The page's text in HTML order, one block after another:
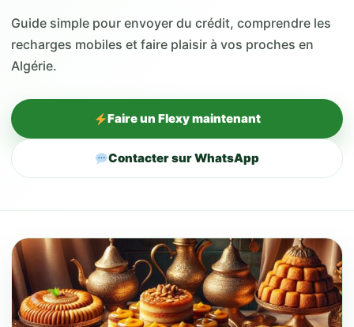
Guide simple pour envoyer du crédit, comprendre les
recharges mobiles et faire plaisir à vos proches en
Algérie.
Faire un Flexy maintenant
Contacter sur WhatsApp